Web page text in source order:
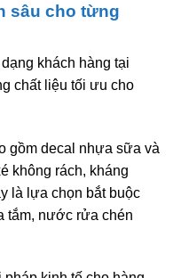
sâu cho từng
khách hàng tại
chất liệu tối ưu cho
gồm decal nhựa sữa và
không rách, kháng
là lựa chọn bắt buộc
tắm, nước rửa chén